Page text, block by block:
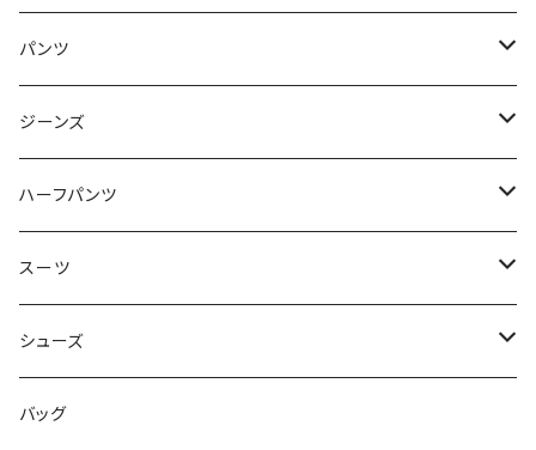
50/XL～
48/L
50/XL～
46/M
48/L
50/XL～
～44/S
46/M
48/L
50/XL～
パンツ
～44/S
46/M
48/L
50/XL～
ジーンズ
～44/S
46/M
48/L
50/XL～
ハーフパンツ
～44/S
46/M
48/L
スーツ
～44/S
46/M
シューズ
～25.5cm
バッグ